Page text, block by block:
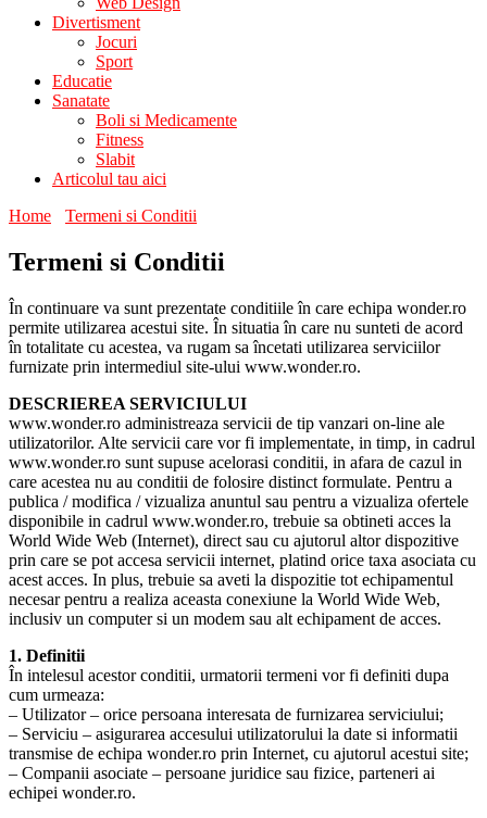
Divertisment
Jocuri
Sport
Educatie
Sanatate
Boli si Medicamente
Fitness
Slabit
Articolul tau aici
Home
Termeni si Conditii
Termeni si Conditii
În continuare va sunt prezentate conditiile în care echipa wonder.ro
permite utilizarea acestui site. În situatia în care nu sunteti de acord
în totalitate cu acestea, va rugam sa încetati utilizarea serviciilor
furnizate prin intermediul site-ului www.wonder.ro.
DESCRIEREA SERVICIULUI
www.wonder.ro administreaza servicii de tip vanzari on-line ale
utilizatorilor. Alte servicii care vor fi implementate, in timp, in cadrul
www.wonder.ro sunt supuse acelorasi conditii, in afara de cazul in
care acestea nu au conditii de folosire distinct formulate. Pentru a
publica / modifica / vizualiza anuntul sau pentru a vizualiza ofertele
disponibile in cadrul www.wonder.ro, trebuie sa obtineti acces la
World Wide Web (Internet), direct sau cu ajutorul altor dispozitive
prin care se pot accesa servicii internet, platind orice taxa asociata cu
acest acces. In plus, trebuie sa aveti la dispozitie tot echipamentul
necesar pentru a realiza aceasta conexiune la World Wide Web,
inclusiv un computer si un modem sau alt echipament de acces.
1. Definitii
În intelesul acestor conditii, urmatorii termeni vor fi definiti dupa
cum urmeaza:
– Utilizator – orice persoana interesata de furnizarea serviciului;
– Serviciu – asigurarea accesului utilizatorului la date si informatii
transmise de echipa wonder.ro prin Internet, cu ajutorul acestui site;
– Companii asociate – persoane juridice sau fizice, parteneri ai
echipei wonder.ro.